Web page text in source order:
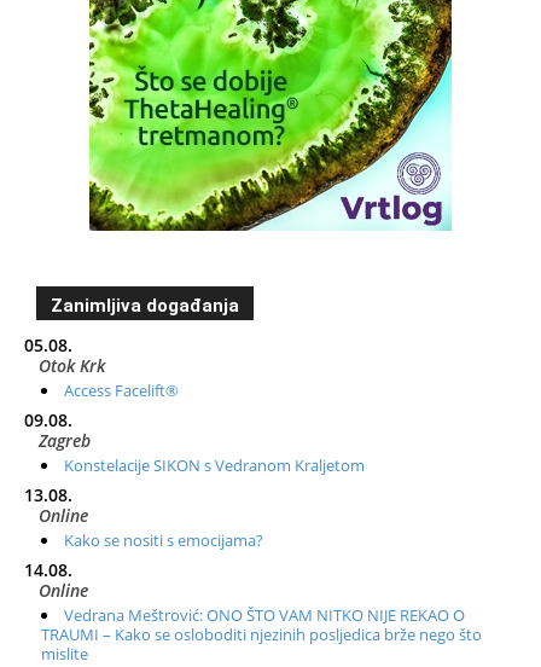
Zanimljiva događanja
05.08.
Otok Krk
Access Facelift®
09.08.
Zagreb
Konstelacije SIKON s Vedranom Kraljetom
13.08.
Online
Kako se nositi s emocijama?
14.08.
Online
Vedrana Meštrović: ONO ŠTO VAM NITKO NIJE REKAO O
TRAUMI – Kako se osloboditi njezinih posljedica brže nego što
mislite